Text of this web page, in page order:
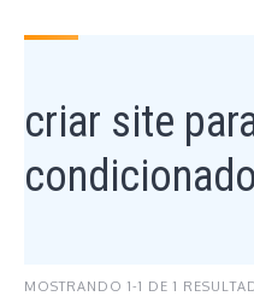
criar site
condicionado
MOSTRANDO 1-1 DE 1